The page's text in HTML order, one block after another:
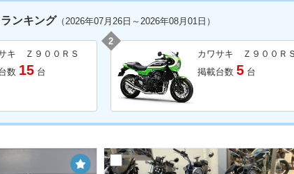
ンキング （2026年07月26日～2026年08月01日）
キ Ｚ９００ＲＳ
数 15 台
2
掲載台数 5 台